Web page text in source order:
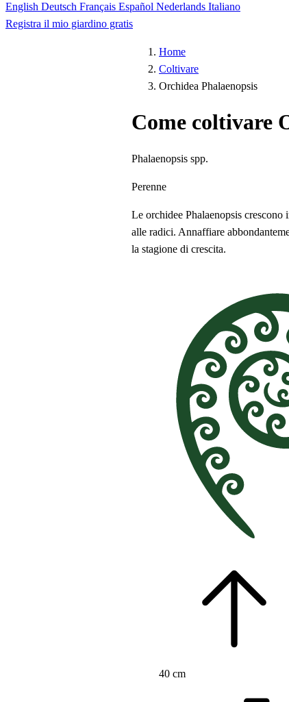
English Deutsch Français Español Nederlands Italiano
Registra il mio giardino gratis
Home
Coltivare
Orchidea Phalaenopsis
Come coltivare
Phalaenopsis spp.
Perenne
Le orchidee Phalaenopsis
alle radici. Annaffiare
la stagione di crescita.
40 cm